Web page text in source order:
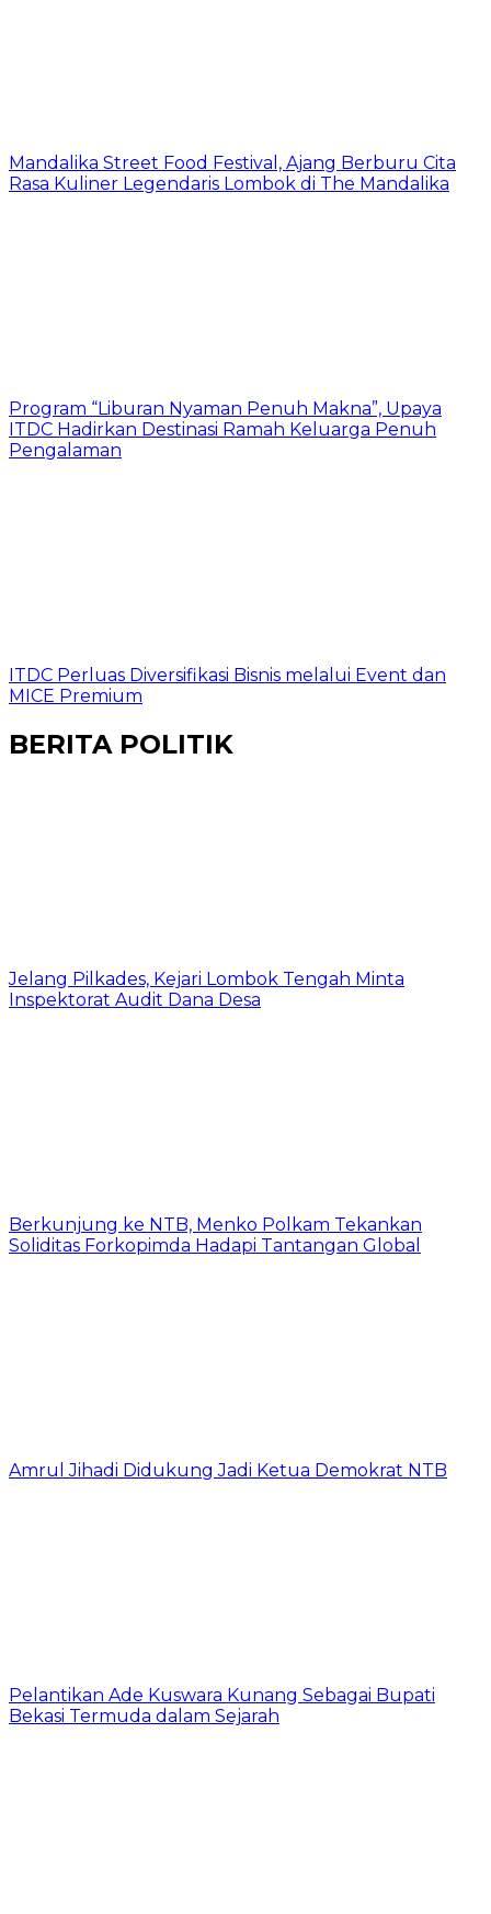
Mandalika Street Food Festival, Ajang Berburu Cita
Rasa Kuliner Legendaris Lombok di The Mandalika
Program “Liburan Nyaman Penuh Makna”, Upaya
ITDC Hadirkan Destinasi Ramah Keluarga Penuh
Pengalaman
ITDC Perluas Diversifikasi Bisnis melalui Event dan
MICE Premium
BERITA POLITIK
Jelang Pilkades, Kejari Lombok Tengah Minta
Inspektorat Audit Dana Desa
Berkunjung ke NTB, Menko Polkam Tekankan
Soliditas Forkopimda Hadapi Tantangan Global
Amrul Jihadi Didukung Jadi Ketua Demokrat NTB
Pelantikan Ade Kuswara Kunang Sebagai Bupati
Bekasi Termuda dalam Sejarah